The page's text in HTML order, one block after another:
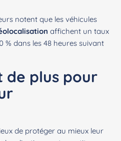
notent que les véhicules
affichent un taux
% dans les 48 heures suivant
de plus pour
de protéger au mieux leur